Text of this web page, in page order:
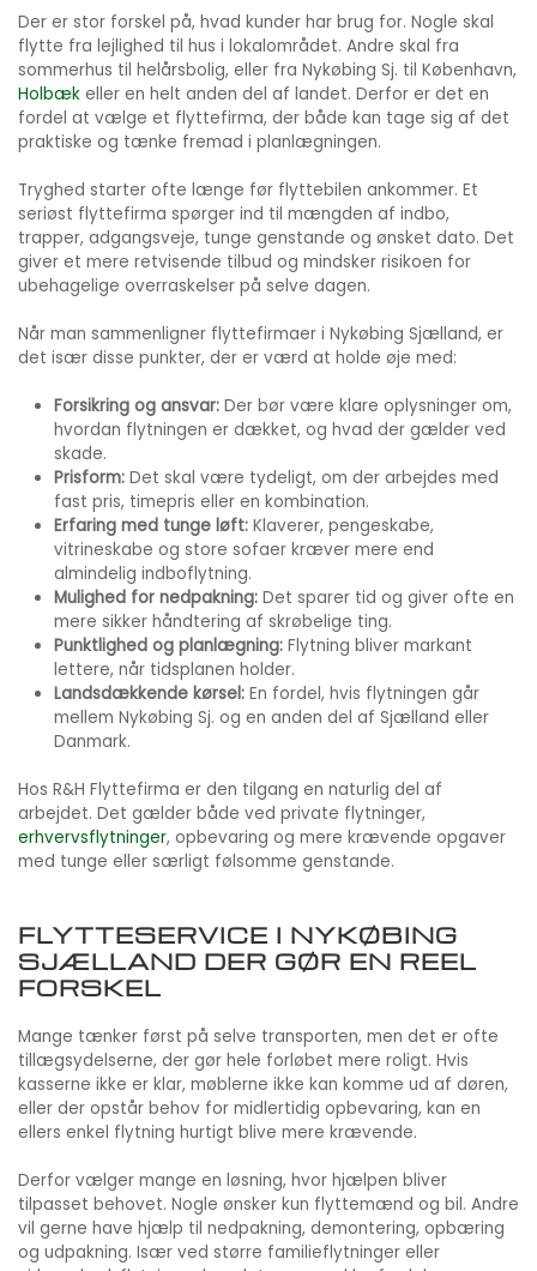
Der er stor forskel på, hvad kunder har brug for. Nogle skal
flytte fra lejlighed til hus i lokalområdet. Andre skal fra
sommerhus til helårsbolig, eller fra Nykøbing Sj. til København,
Holbæk eller en helt anden del af landet. Derfor er det en
fordel at vælge et flyttefirma, der både kan tage sig af det
praktiske og tænke fremad i planlægningen.
Tryghed starter ofte længe før flyttebilen ankommer. Et
seriøst flyttefirma spørger ind til mængden af indbo,
trapper, adgangsveje, tunge genstande og ønsket dato. Det
giver et mere retvisende tilbud og mindsker risikoen for
ubehagelige overraskelser på selve dagen.
Når man sammenligner flyttefirmaer i Nykøbing Sjælland, er
det især disse punkter, der er værd at holde øje med:
Forsikring og ansvar: Der bør være klare oplysninger om,
hvordan flytningen er dækket, og hvad der gælder ved
skade.
Prisform: Det skal være tydeligt, om der arbejdes med
fast pris, timepris eller en kombination.
Erfaring med tunge løft: Klaverer, pengeskabe,
vitrineskabe og store sofaer kræver mere end
almindelig indboflytning.
Mulighed for nedpakning: Det sparer tid og giver ofte en
mere sikker håndtering af skrøbelige ting.
Punktlighed og planlægning: Flytning bliver markant
lettere, når tidsplanen holder.
Landsdækkende kørsel: En fordel, hvis flytningen går
mellem Nykøbing Sj. og en anden del af Sjælland eller
Danmark.
Hos R&H Flyttefirma er den tilgang en naturlig del af
arbejdet. Det gælder både ved private flytninger,
erhvervsflytninger, opbevaring og mere krævende opgaver
med tunge eller særligt følsomme genstande.
FLYTTESERVICE I NYKØBING
SJÆLLAND DER GØR EN REEL
FORSKEL
Mange tænker først på selve transporten, men det er ofte
tillægsydelserne, der gør hele forløbet mere roligt. Hvis
kasserne ikke er klar, møblerne ikke kan komme ud af døren,
eller der opstår behov for midlertidig opbevaring, kan en
ellers enkel flytning hurtigt blive mere krævende.
Derfor vælger mange en løsning, hvor hjælpen bliver
tilpasset behovet. Nogle ønsker kun flyttemænd og bil. Andre
vil gerne have hjælp til nedpakning, demontering, opbæring
og udpakning. Især ved større familieflytninger eller